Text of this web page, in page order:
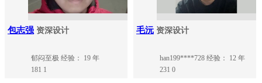
包志强 资深设计
郁闷至极 经验： 19 年
181 1
毛沅 资深设计
han199****728 经验： 12 年
231 0